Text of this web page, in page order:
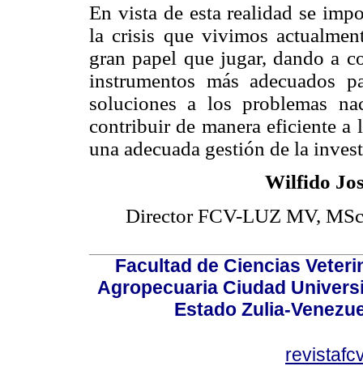
En vista de esta realidad se
la crisis que vivimos
gran papel que jugar, dando a
instrumentos más adecuados
soluciones a los problemas
contribuir de manera eficiente a
una adecuada gestión de la
Wilfido
Director FCV-LUZ MV,
Facultad de Ciencias
Agropecuaria Ciudad
Estado Zulia-